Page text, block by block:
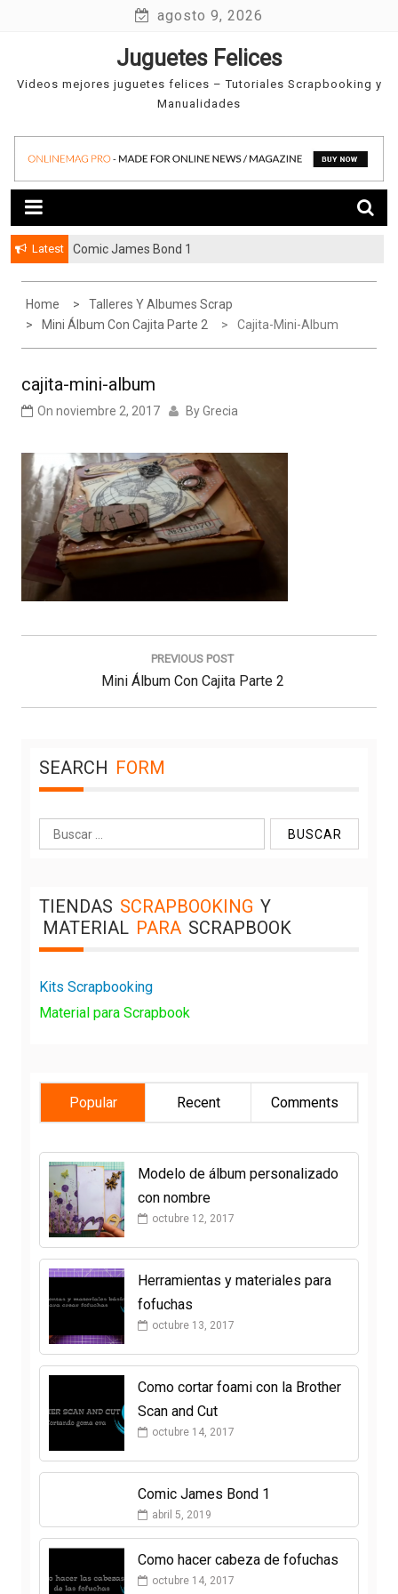
agosto 9, 2026
Juguetes Felices
Videos mejores juguetes felices – Tutoriales Scrapbooking y
Manualidades
Latest Comic James Bond 1
Home
Talleres Y Albumes Scrap
Mini Álbum Con Cajita Parte 2
Cajita-Mini-Album
cajita-mini-album
On noviembre 2, 2017 ByGrecia
Navegación
PREVIOUS POST
Previous
Post:
Mini Álbum Con Cajita Parte 2
SEARCH FORM
Buscar:
TIENDAS SCRAPBOOKING Y
MATERIAL PARA SCRAPBOOK
Kits Scrapbooking
Material para Scrapbook
Popular Recent Comments
Modelo de álbum personalizado
con nombre
octubre 12, 2017
Herramientas y materiales para
fofuchas
octubre 13, 2017
Como cortar foami con la Brother
Scan and Cut
octubre 14, 2017
Comic James Bond 1
abril 5, 2019
Como hacer cabeza de fofuchas
octubre 14, 2017